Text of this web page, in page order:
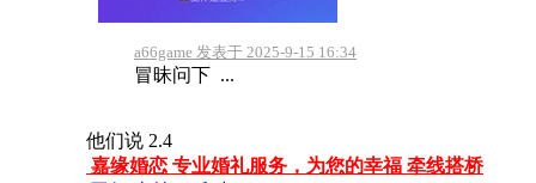
a66game 发表于 2025-9-15 16:34
冒昧问下 ...
他们说 2.4
嘉缘婚恋 专业婚礼服务，为您的幸福 牵线搭桥